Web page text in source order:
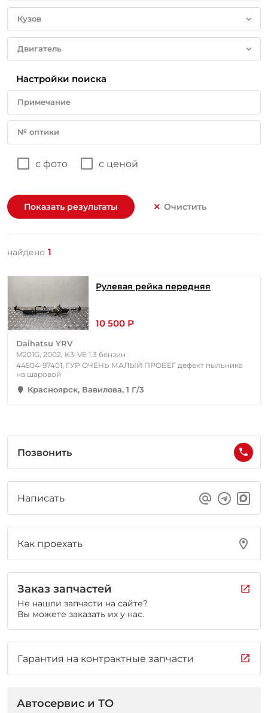
Кузов
Двигатель
Настройки поиска
Примечание
№ оптики
с фото с ценой
Показать результаты Очистить
найдено 1
Рулевая рейка передняя
10 500 Р
Daihatsu YRV
M201G, 2002, K3-VE 1.3 бензин
44504-97401, ГУР ОЧЕНЬ МАЛЫЙ ПРОБЕГ дефект пыльника
на шаровой
Красноярск, Вавилова, 1 Г/3
Позвонить
Написать
Как проехать
Заказ запчастей
Не нашли запчасти на сайте?
Вы можете заказать их у нас.
Гарантия на контрактные запчасти
Автосервис и ТО